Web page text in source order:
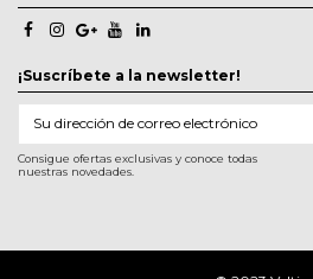
¡Suscríbete a la newsletter!
Consigue ofertas exclusivas y conoce todas
nuestras novedades.